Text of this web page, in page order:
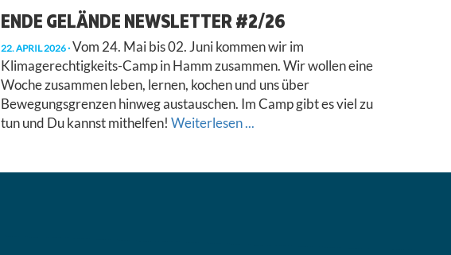
ENDE GELÄNDE NEWSLETTER #2/26
22. APRIL 2026 Vom 24. Mai bis 02. Juni kommen wir im
Klimagerechtigkeits-Camp in Hamm zusammen. Wir wollen eine
Woche zusammen leben, lernen, kochen und uns über
Bewegungsgrenzen hinweg austauschen. Im Camp gibt es viel zu
tun und Du kannst mithelfen! Weiterlesen ...